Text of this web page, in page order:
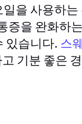
을 사용하
증을 완화하
있습니다. 스
기분 좋은